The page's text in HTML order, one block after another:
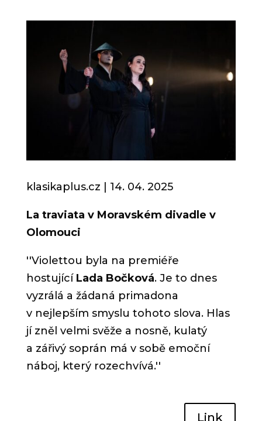
klasikaplus.cz | 14. 04.2025
La traviata v Moravském divadle v
Olomouci
''Violettou byla na premiéře
hostující Lada Bočková. Je to dnes
vyzrálá a žádaná primadona
v nejlepším smyslu tohoto slova. Hlas
jí zněl velmi svěže a nosně, kulatý
a zářivý soprán má v sobě emoční
náboj, který rozechvívá.''
Link